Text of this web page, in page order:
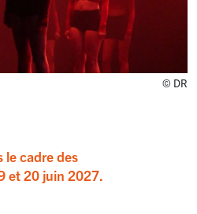
© DR
le cadre des
et 20 juin 2027.